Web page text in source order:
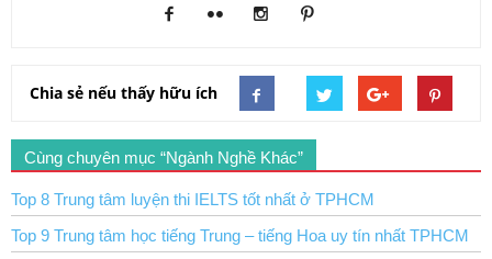
Chia sẻ nếu thấy hữu ích
Cùng chuyên mục “Ngành Nghề Khác”
Top 8 Trung tâm luyện thi IELTS tốt nhất ở TPHCM
Top 9 Trung tâm học tiếng Trung – tiếng Hoa uy tín nhất TPHCM